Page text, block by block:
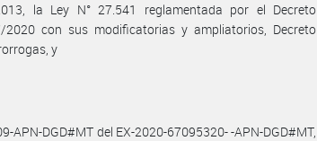
la Ley N° 27.541 reglamentada por el Decreto
2020 con sus modificatorias y ampliatorios, Decreto
y
APN-DGD#MT del EX-2020-67095320- -APN-DGD#MT,